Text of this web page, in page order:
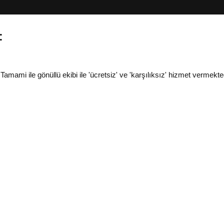
ile gönüllü ekibi ile 'ücretsiz' ve 'karşılıksız' hizmet